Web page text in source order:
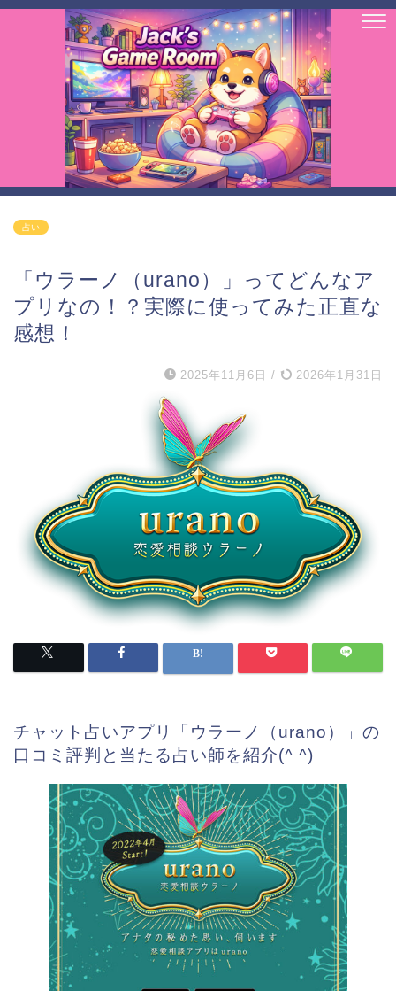
占い
「ウラーノ（urano）」ってどんなア
プリなの！？実際に使ってみた正直な
感想！
2025年11月6日 / 2026年1月31日
チャット占いアプリ「ウラーノ（urano）」の
口コミ評判と当たる占い師を紹介(^ ^)